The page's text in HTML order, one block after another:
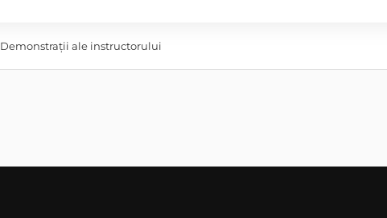
Demonstrații ale instructorului